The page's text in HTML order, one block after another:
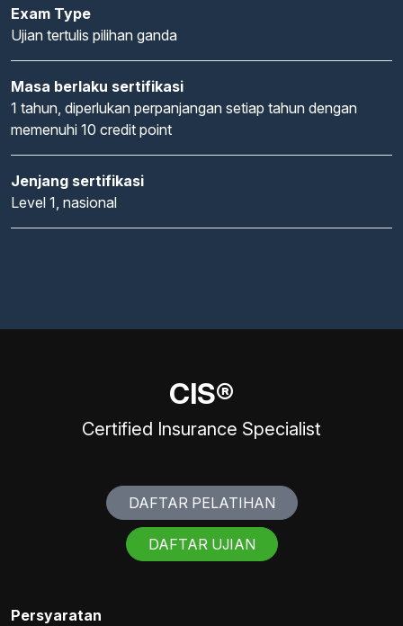
Exam Type
Ujian tertulis pilihan ganda
Masa berlaku sertifikasi
1 tahun, diperlukan perpanjangan setiap tahun dengan
memenuhi 10 credit point
Jenjang sertifikasi
Level 1, nasional
CIS®
Certified Insurance Specialist
DAFTAR PELATIHAN
DAFTAR UJIAN
Persyaratan